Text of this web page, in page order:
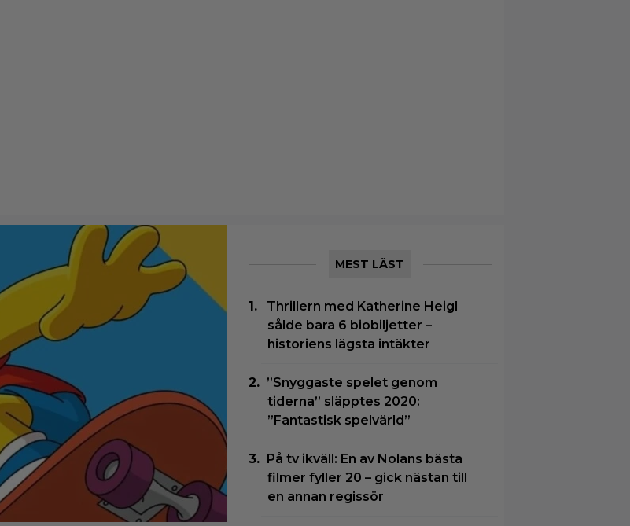
MEST LÄST
Thrillern med Katherine Heigl
sålde bara 6 biobiljetter –
historiens lägsta intäkter
”Snyggaste spelet genom
tiderna” släpptes 2020:
”Fantastisk spelvärld”
På tv ikväll: En av Nolans bästa
filmer fyller 20 – gick nästan till
en annan regissör